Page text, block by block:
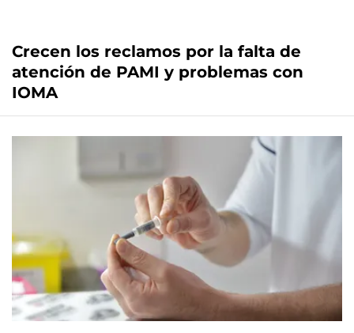
Crecen los reclamos por la falta de
atención de PAMI y problemas con
IOMA